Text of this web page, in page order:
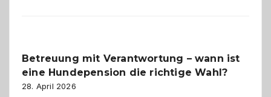
Betreuung mit Verantwortung – wann ist
eine Hundepension die richtige Wahl?
28. April 2026